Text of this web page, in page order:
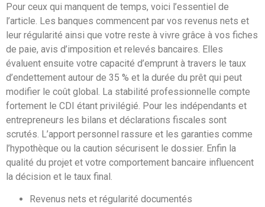
Pour ceux qui manquent de temps, voici l’essentiel de
l’article. Les banques commencent par vos revenus nets et
leur régularité ainsi que votre reste à vivre grâce à vos fiches
de paie, avis d’imposition et relevés bancaires. Elles
évaluent ensuite votre capacité d’emprunt à travers le taux
d’endettement autour de 35 % et la durée du prêt qui peut
modifier le coût global. La stabilité professionnelle compte
fortement le CDI étant privilégié. Pour les indépendants et
entrepreneurs les bilans et déclarations fiscales sont
scrutés. L’apport personnel rassure et les garanties comme
l’hypothèque ou la caution sécurisent le dossier. Enfin la
qualité du projet et votre comportement bancaire influencent
la décision et le taux final.
Revenus nets et régularité documentés